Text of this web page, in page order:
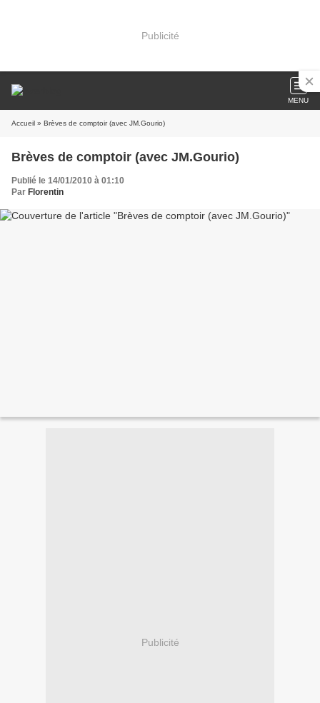
Publicité
MENU
Accueil » Brèves de comptoir (avec JM.Gourio)
Brèves de comptoir (avec JM.Gourio)
Publié le 14/01/2010 à 01:10
Par Florentin
Publicité